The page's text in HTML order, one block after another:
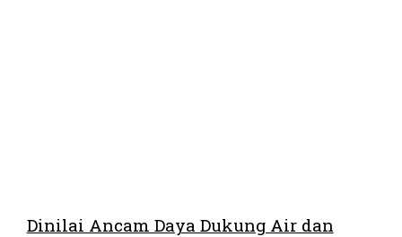
Dinilai Ancam Daya Dukung Air dan